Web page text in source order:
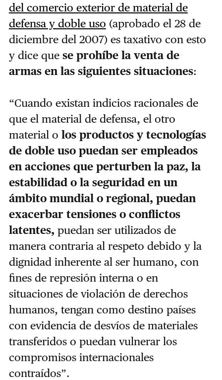
del comercio exterior de material de
defensa y doble uso (aprobado el 28 de
diciembre del 2007) es taxativo con esto
y dice que se prohíbe la venta de
armas en las siguientes situaciones:
“Cuando existan indicios racionales de
que el material de defensa, el otro
material o los productos y tecnologías
de doble uso puedan ser empleados
en acciones que perturben la paz, la
estabilidad o la seguridad en un
ámbito mundial o regional, puedan
exacerbar tensiones o conflictos
latentes, puedan ser utilizados de
manera contraria al respeto debido y la
dignidad inherente al ser humano, con
fines de represión interna o en
situaciones de violación de derechos
humanos, tengan como destino países
con evidencia de desvíos de materiales
transferidos o puedan vulnerar los
compromisos internacionales
contraídos”.